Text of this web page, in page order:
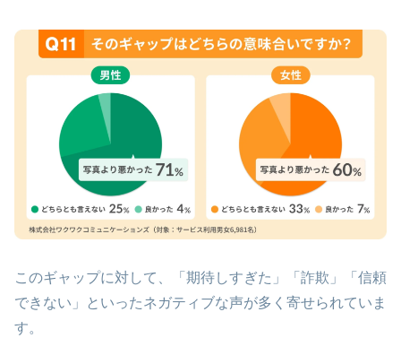
このギャップに対して、「期待しすぎた」「詐欺」「信頼
できない」といったネガティブな声が多く寄せられていま
す。